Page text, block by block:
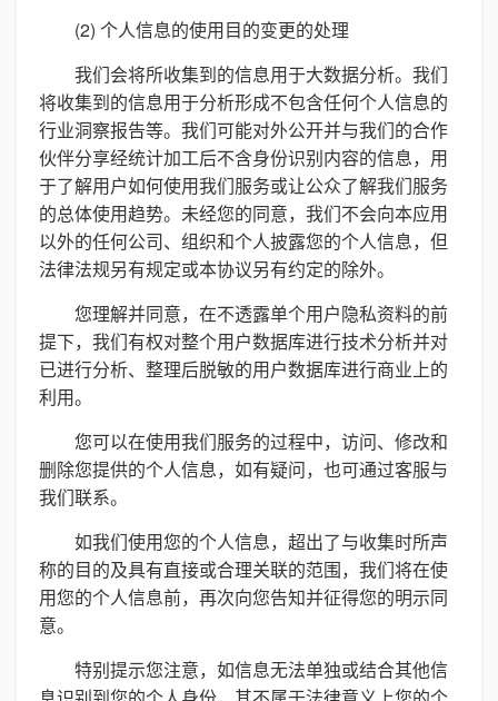
(2) 个人信息的使用目的变更的处理
我们会将所收集到的信息用于大数据分析。我们
将收集到的信息用于分析形成不包含任何个人信息的
行业洞察报告等。我们可能对外公开并与我们的合作
伙伴分享经统计加工后不含身份识别内容的信息，用
于了解用户如何使用我们服务或让公众了解我们服务
的总体使用趋势。未经您的同意，我们不会向本应用
以外的任何公司、组织和个人披露您的个人信息，但
法律法规另有规定或本协议另有约定的除外。
您理解并同意，在不透露单个用户隐私资料的前
提下，我们有权对整个用户数据库进行技术分析并对
已进行分析、整理后脱敏的用户数据库进行商业上的
利用。
您可以在使用我们服务的过程中，访问、修改和
删除您提供的个人信息，如有疑问，也可通过客服与
我们联系。
如我们使用您的个人信息，超出了与收集时所声
称的目的及具有直接或合理关联的范围，我们将在使
用您的个人信息前，再次向您告知并征得您的明示同
意。
特别提示您注意，如信息无法单独或结合其他信